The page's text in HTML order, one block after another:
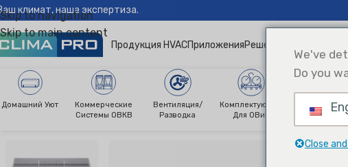
Skip to navigation
Skip to main content
климат, наша экспертиза.
Продукция HVACПриложенияРешения
Домашний Уют
Коммерческие
Системы ОВКВ
Вентиляция/
Разводка
Комплектующие
Для ОВиК
Воздушные завесы
We've
Do you
Close